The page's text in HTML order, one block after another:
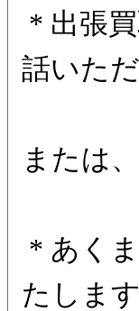
* 出張
話いただ
または、
* あく
たします